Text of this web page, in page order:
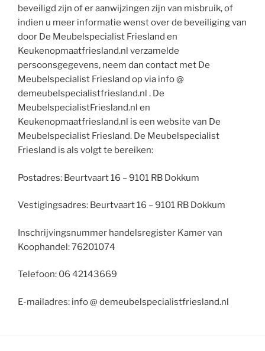
beveiligd zijn of er aanwijzingen zijn van misbruik, of
indien u meer informatie wenst over de beveiliging van
door De Meubelspecialist Friesland en
Keukenopmaatfriesland.nl verzamelde
persoonsgegevens, neem dan contact met De
Meubelspecialist Friesland op via info @
demeubelspecialistfriesland.nl . De
MeubelspecialistFriesland.nl en
Keukenopmaatfriesland.nl is een website van De
Meubelspecialist Friesland. De Meubelspecialist
Friesland is als volgt te bereiken:
Postadres: Beurtvaart 16 – 9101 RB Dokkum
Vestigingsadres: Beurtvaart 16 – 9101 RB Dokkum
Inschrijvingsnummer handelsregister Kamer van
Koophandel: 76201074
Telefoon: 06 42143669
E-mailadres: info @ demeubelspecialistfriesland.nl